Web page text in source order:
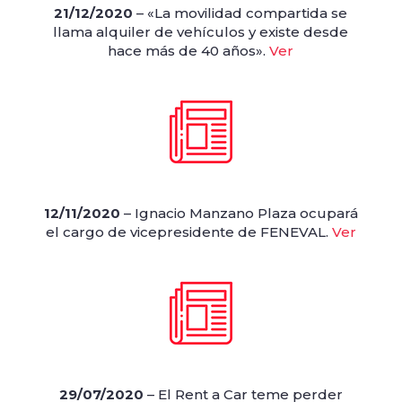
21/12/2020– «La movilidad compartida se
llama alquiler de vehículos y existe desde
hace más de 40 años».Ver
12/11/2020 – Ignacio Manzano Plaza ocupará
el cargo de vicepresidente de FENEVAL. Ver
29/07/2020 – El Rent a Car teme perder